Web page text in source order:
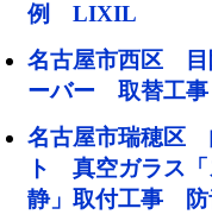
例 LIXIL
名古屋市西区 目
ーバー 取替工
名古屋市瑞穂区
ト 真空ガラス
静」取付工事 防